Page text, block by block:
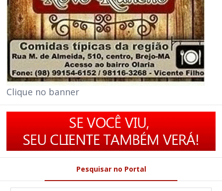
Clique no banner
Pesquisar no Portal